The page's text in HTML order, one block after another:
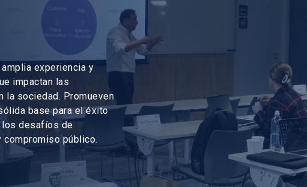
experiencia y
impactan las
sociedad. Promueven
base para el éxito
los desafíos de
público.